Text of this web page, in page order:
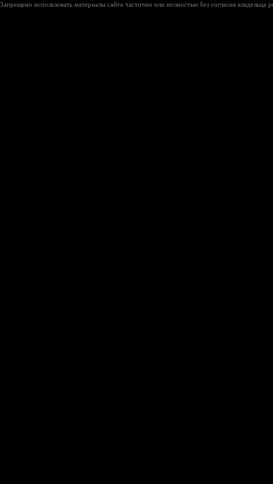
Запрещено использовать материалы сайта частично или полностью без согласия